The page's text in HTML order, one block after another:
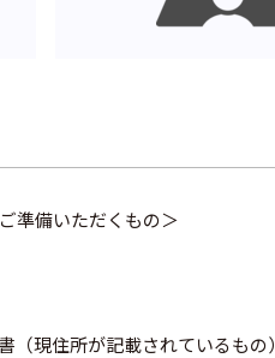
準備いただくもの＞
（現住所が記載されているもの）